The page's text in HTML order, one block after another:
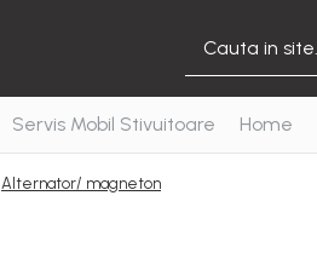
Servis Mobil Stivuitoare Home
Alternator/ magneton